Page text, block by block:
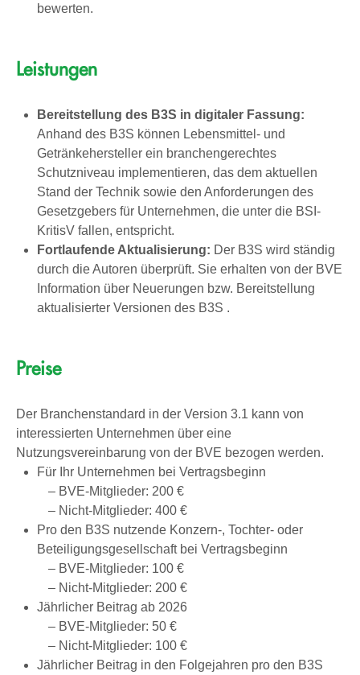
bewerten.
Leistungen
Bereitstellung des B3S in digitaler Fassung:
Anhand des B3S können Lebensmittel- und
Getränkehersteller ein branchengerechtes
Schutzniveau implementieren, das dem aktuellen
Stand der Technik sowie den Anforderungen des
Gesetzgebers für Unternehmen, die unter die BSI-
KritisV fallen, entspricht.
Fortlaufende Aktualisierung: Der B3S wird ständig
durch die Autoren überprüft. Sie erhalten von der BVE
Information über Neuerungen bzw. Bereitstellung
aktualisierter Versionen des B3S .
Preise
Der Branchenstandard in der Version 3.1 kann von
interessierten Unternehmen über eine
Nutzungsvereinbarung von der BVE bezogen werden.
Für Ihr Unternehmen bei Vertragsbeginn
– BVE-Mitglieder: 200 €
– Nicht-Mitglieder: 400 €
Pro den B3S nutzende Konzern-, Tochter- oder
Beteiligungsgesellschaft bei Vertragsbeginn
– BVE-Mitglieder: 100 €
– Nicht-Mitglieder: 200 €
Jährlicher Beitrag ab 2026
– BVE-Mitglieder: 50 €
– Nicht-Mitglieder: 100 €
Jährlicher Beitrag in den Folgejahren pro den B3S